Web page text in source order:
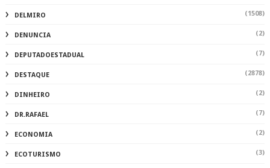
DELMIRO (1508)
DENUNCIA (2)
DEPUTADOESTADUAL (7)
DESTAQUE (2878)
DINHEIRO (2)
DR.RAFAEL (7)
ECONOMIA (2)
ECOTURISMO (3)